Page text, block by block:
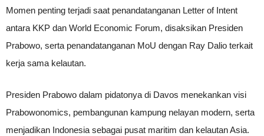
Momen penting terjadi saat penandatanganan Letter of Intent
antara KKP dan World Economic Forum, disaksikan Presiden
Prabowo, serta penandatanganan MoU dengan Ray Dalio terkait
kerja sama kelautan.
Presiden Prabowo dalam pidatonya di Davos menekankan visi
Prabowonomics, pembangunan kampung nelayan modern, serta
menjadikan Indonesia sebagai pusat maritim dan kelautan Asia.